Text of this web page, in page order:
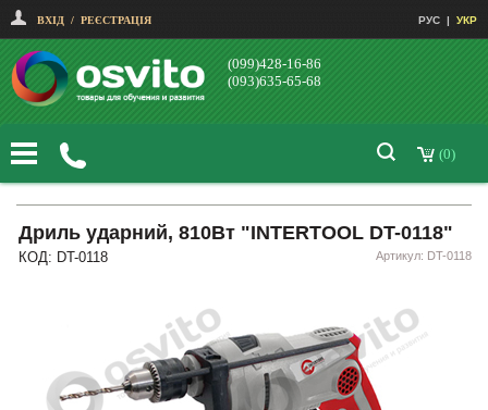
ВХІД / РЕЄСТРАЦІЯ РУС | УКР
(099)428-16-86
(093)635-65-68
(0)
Дриль ударний, 810Вт "INTERTOOL DT-0118"
КОД: DT-0118 Артикул: DT-0118